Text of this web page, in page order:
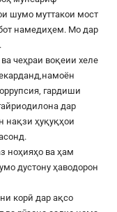
шумо муттакои мост
намедиҳем. Мо дар
чеҳраи воқеии хеле
гардиши
дар
нақзи ҳуқуқҳои
ноҳияҳо ва ҳам
дустону ҳаводорон
корӣ дар ақсо